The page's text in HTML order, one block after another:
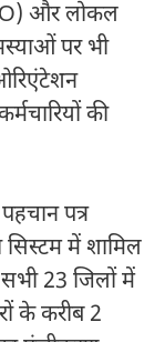
और लोकल
पर भी
की
पत्र
में शामिल
23 जिलों में
के करीब 2